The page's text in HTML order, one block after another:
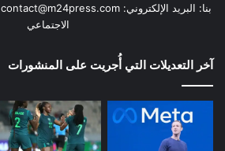
بنا: البريد الإلكتروني: contact@m24press.com
الاجتماعي
آخر التعديلات التي أُجريت على المنشورات